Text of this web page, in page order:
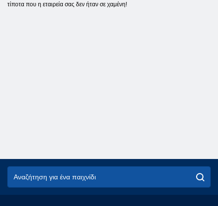
τίποτα που η εταιρεία σας δεν ήταν σε χαμένη!